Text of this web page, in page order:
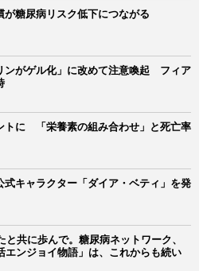
が糖尿病リスク低下につながる
ンがゲル化」に改めて注意喚起 フィア
トに 「栄養素の組み合わせ」と死亡率
式キャラクター「ダイア・ベティ」を発
と共に歩んで。糖尿病ネットワーク、
エンジョイ物語」は、これからも続い